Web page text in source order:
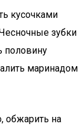
кусочками
зубки
половину
маринадом
обжарить на